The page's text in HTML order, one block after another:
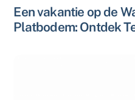
Een vakantie op de
Platbodem: Ontdek